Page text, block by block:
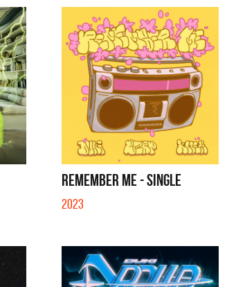
REMEMBER ME - SINGLE
2023